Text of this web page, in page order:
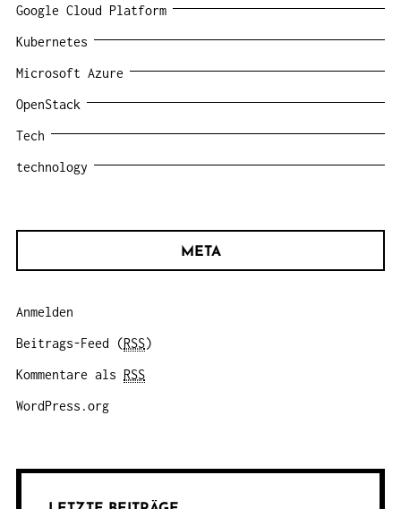
Google Cloud Platform
Kubernetes
Microsoft Azure
OpenStack
Tech
technology
META
Anmelden
Beitrags-Feed (RSS)
Kommentare als RSS
WordPress.org